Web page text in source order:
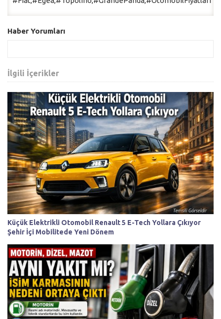
Haber Yorumları
İlgili İçerikler
Küçük Elektrikli Otomobil Renault 5 E-Tech Yollara Çıkıyor
Şehir İçi Mobilitede Yeni Dönem